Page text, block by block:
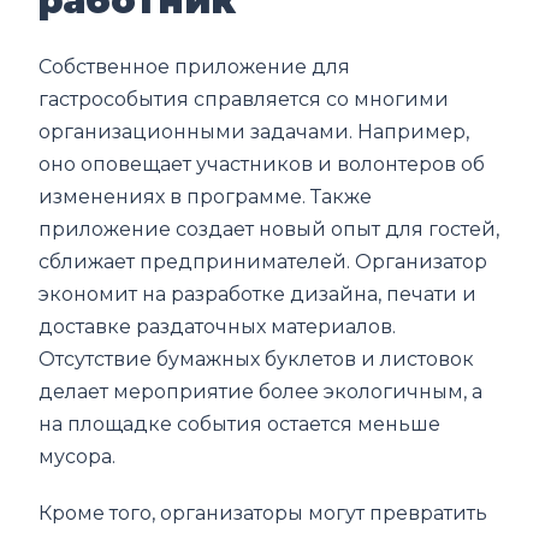
Собственное приложение для
гастрособытия справляется со многими
организационными задачами. Например,
оно оповещает участников и волонтеров об
изменениях в программе. Также
приложение создает новый опыт для гостей,
сближает предпринимателей. Организатор
экономит на разработке дизайна, печати и
доставке раздаточных материалов.
Отсутствие бумажных буклетов и листовок
делает мероприятие более экологичным, а
на площадке события остается меньше
мусора.
Кроме того, организаторы могут превратить